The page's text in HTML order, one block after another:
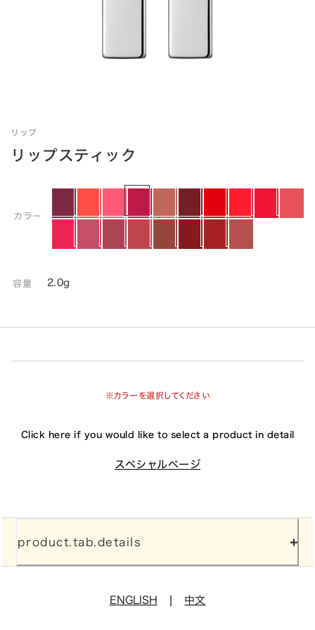
リップ
リップスティック
カラー
容量 2.0g
※カラーを選択してください
Click here if you would like to select a product in detail
スペシャルページ
product.tab.details
ENGLISH 中文